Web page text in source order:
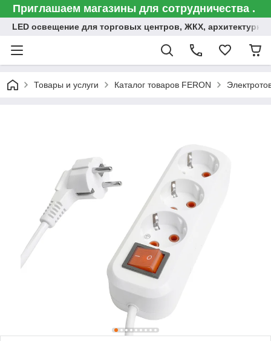
Приглашаем магазины для сотрудничества .
LED освещение для торговых центров, ЖКХ,
Товары и услуги Каталог товаров FERON